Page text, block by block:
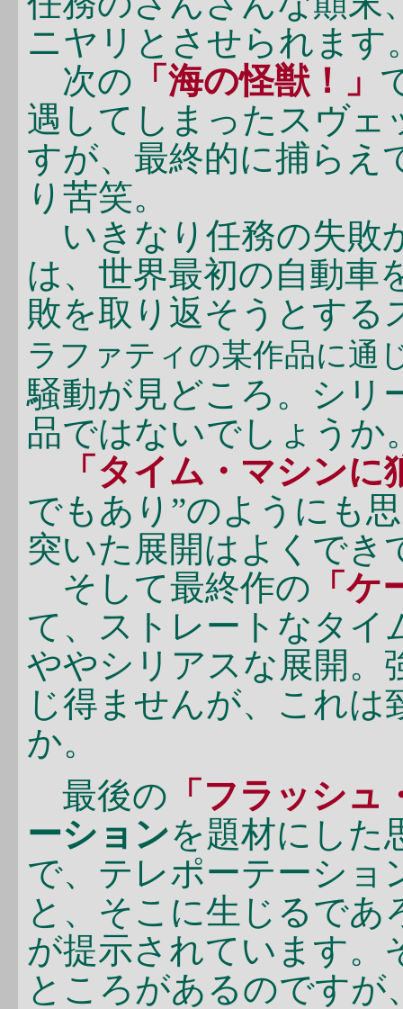
ニヤリとさせられます
次の 「海の怪獣！」
遇してしまったスヴェ
すが、最終的に捕らえ
り苦笑。
いきなり任務の失敗
は、世界最初の自動車
敗を取り返そうとする
ラファティの某作品に通
騒動が見どころ。シリ
品ではないでしょうか
「タイム・マシンに
でもあり”のようにも
突いた展開はよくでき
そして最終作の 「
て、ストレートなタイ
ややシリアスな展開。
じ得ませんが、これ
か。
最後の 「フラッシ
ーションを題材にした
で、テレポーテーショ
と、そこに生じるであ
が提示されています。
ところがあるのです